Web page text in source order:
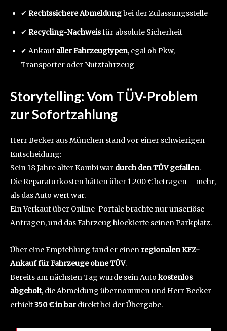
✔ Rechtssichere Abmeldungbei der Zulassungsstelle
✔ Recycling-Nachweisfür absolute Sicherheit
✔ Ankauf aller Fahrzeugtypen, egal ob Pkw,
Transporter oder Nutzfahrzeug
Storytelling: Vom TÜV-Problem
zur Sofortzahlung
Herr Becker aus München stand vor einer schwierigen
Entscheidung:
Sein 18 Jahre alter Kombi war durch den TÜV gefallen.
Die Reparaturkosten hätten über 1.200 € betragen – mehr,
als das Auto wert war.
Ein Verkauf über Online-Portale brachte nur unseriöse
Anfragen, und das Fahrzeug blockierte seinen Parkplatz.
Über eine Empfehlung fand er einen regionalen KFZ-
Ankauf für Fahrzeuge ohne TÜV.
Bereits am nächsten Tag wurde sein Auto kostenlos
abgeholt, die Abmeldung übernommen und Herr Becker
erhielt350 € in bar direkt bei der Übergabe.